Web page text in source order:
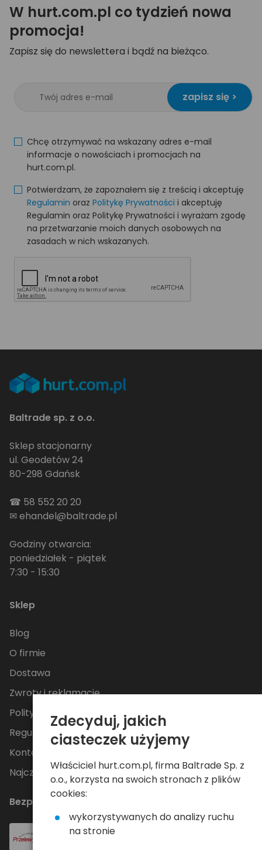
W hurt.com.pl co tydzień nowa
promocja!
Zapisz się do newslettera i bądź na bieżąco.
zapisz się >
Chcę otrzymywać na wskazany adres e-mail
informacje o nowościach i promocjach na
hurt.com.pl.
Potwierdzam, że zapoznałem się z treścią i akceptuję
Regulamin oraz Politykę Prywatności i akceptuję
Regulamin oraz Politykę Prywatności i wyrażam zgodę
na przetwarzanie moich danych osobowych na
zasadach w nich wskazanych.
Baltrade sp. z o.o.
Sklep stacjonarny
ul. Geodetów 24
80-298 Gdańsk
☎ 58 552 20 20
✉ehandel@baltrade.pl
Godziny otwarcia:
poniedziałek - piątek
7:30 - 15:30
Sklep
Blog
O firmie
Dostawa
Zwroty i reklamacje
Polityka Prywatności
Regulamin
Kontakt
Najczęściej zadawane pytania
Bezpieczne płatności
Zdecyduj, jakich
ciasteczek użyjemy
Właściciel hurt.com.pl, firma Baltrade Sp. z
o.o., korzysta na swoich stronach z plików
cookies:
wykorzystywanych do analizy ruchu
na stronie